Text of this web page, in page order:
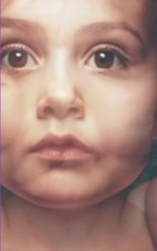
s'inspire de cette réflexion tout en proposa